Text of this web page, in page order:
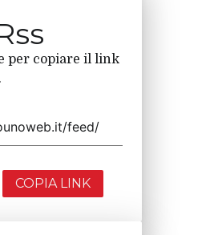
per copiare il link
COPIA LINK